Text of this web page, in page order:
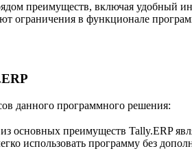
преимуществ, включая удобный
ограничения в функционале
данного программного решения:
основных преимуществ Tally.ERP
использовать программу без